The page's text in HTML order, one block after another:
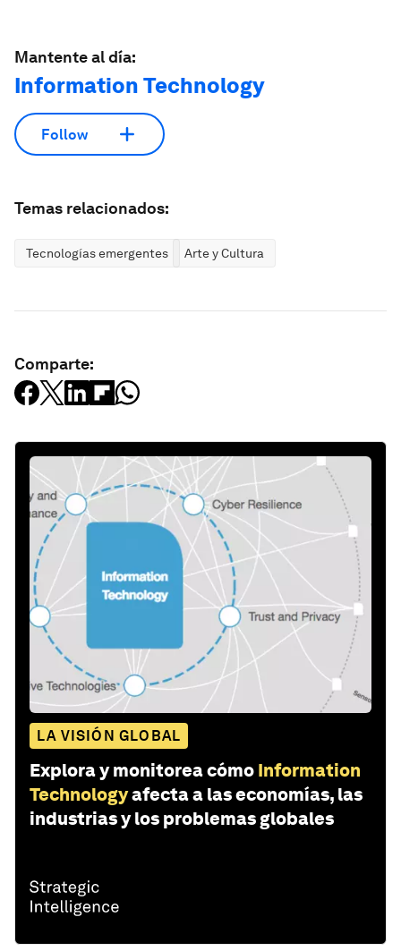
Mantente al día:
Information Technology
Follow
Temas relacionados:
Tecnologías emergentes Arte y Cultura
Comparte:
LA VISIÓN GLOBAL
Explora y monitorea cómo Information
Technologyafecta a las economías, las
industrias y los problemas globales